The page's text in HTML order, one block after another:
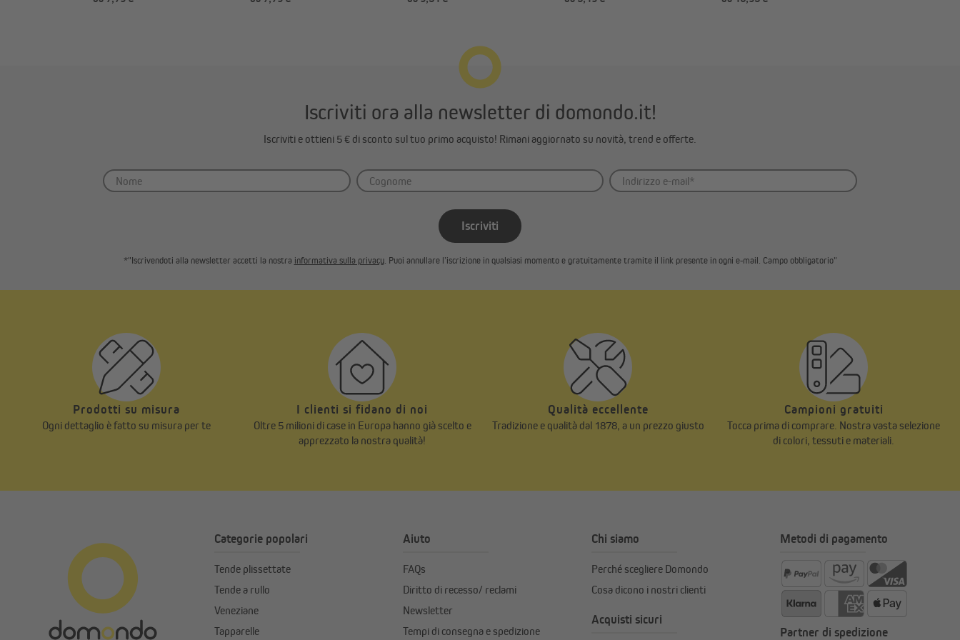
(Tipo a scelta)
a scelta)
Iscriviti ora alla newsletter di domondo.it!
Iscriviti e ottieni 5 € di sconto sul tuo primo acquisto! Rimani aggiornato su novità, trend e offerte.
Iscriviti
*"Iscrivendoti alla newsletter accetti la nostra informativa sulla privacy. Puoi annullare l’iscrizione in qualsiasi momento e gratuitamente tramite il link presente in ogni e-mail. Campo obbligatorio"
Prodotti su misura
Ogni dettaglio è fatto su misura per te
I clienti si fidano di noi
Oltre 5 milioni di case in Europa hanno già scelto e
apprezzato la nostra qualità!
Qualità eccellente
Tradizione e qualità dal 1878, a un prezzo giusto
Campioni gratuiti
Tocca prima di comprare. Nostra vasta selezione
di colori, tessuti e materiali.
Categorie popolari
Tende plissettate
Tende a rullo
Veneziane
Tapparelle
Aiuto
FAQs
Diritto di recesso/ reclami
Newsletter
Tempi di consegna e spedizione
Chi siamo
Perché scegliere Domondo
Cosa dicono i nostri clienti
Acquisti sicuri
Metodi di pagamento
Partner di spedizione